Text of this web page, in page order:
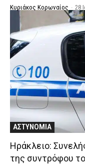
Κυριάκος Κορωναίος - 28
ΑΣΤΥΝΟΜΙΑ
Ηράκλειο:
της συντρόφου